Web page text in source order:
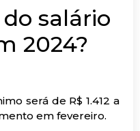
salário
2024?
será de R$ 1.412 a
em fevereiro.